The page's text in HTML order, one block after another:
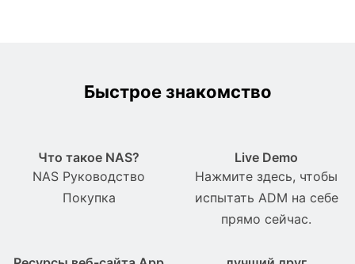
Быстрое знакомство
Что такое NAS?
NAS Pуководство
Покупка
Live Demo
Нажмите здесь, чтобы
испытать ADM на себе
прямо сейчас.